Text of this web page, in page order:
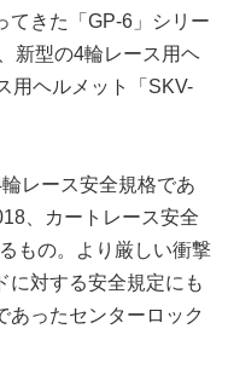
てきた「GP-6」シリー
新型の4輪レース用ヘ
用ヘルメット「SKV-
レース安全規格であ
、カートレース安全
もの。より厳しい衝撃
に対する安全規定にも
あったセンターロック